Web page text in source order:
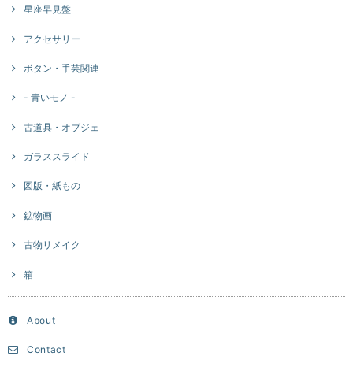
星座早見盤
アクセサリー
ボタン・手芸関連
- 青いモノ -
古道具・オブジェ
ガラススライド
図版・紙もの
鉱物画
古物リメイク
箱
About
Contact